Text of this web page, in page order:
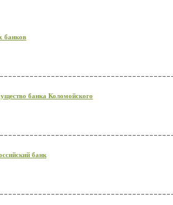
банков
банка Коломойского
банк